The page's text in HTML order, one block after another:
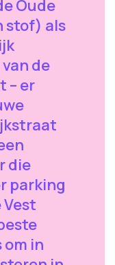
Oude
stof) als
de
– er
die
parking
Vest
om in